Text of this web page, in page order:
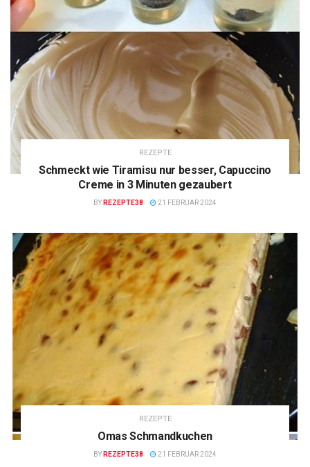
REZEPTE
Schmeckt wie Tiramisu nur besser, Capuccino
Creme in 3 Minuten gezaubert
BY REZEPTE38 21 FEBRUAR 2024
REZEPTE
Omas Schmandkuchen
BY REZEPTE38 21 FEBRUAR 2024